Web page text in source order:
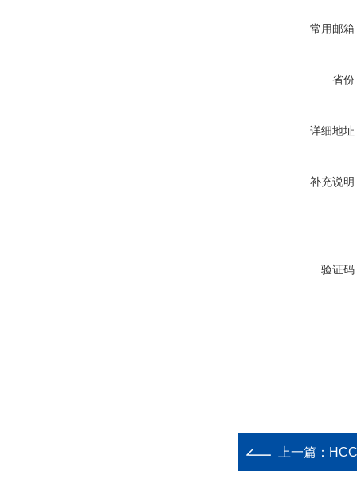
常用邮箱
省份
详细地址
补充说明
验证码
上一篇：